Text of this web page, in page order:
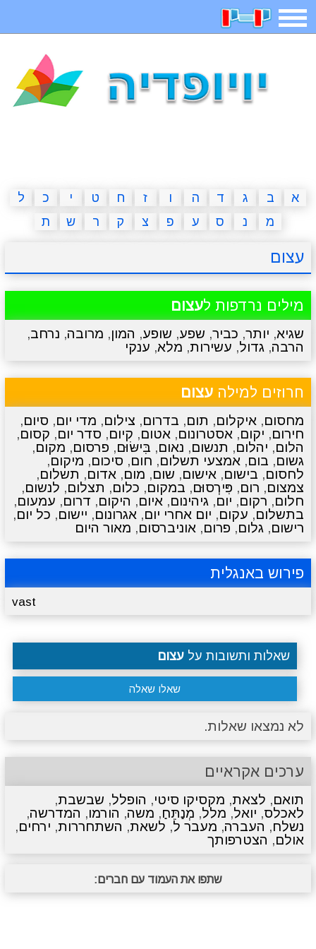
תפריט
איש תלוי מדריכים פוקימון גו מצא הבדלים
יצירה משחקי בנות אשליות חדשות
מתכונים טריוויה מגניבים
א ב ג ד ה ו ז ח ט י כ
ל
מ
נ ס ע פ צ ק ר ש ת
עצום
מילים נרדפות לעצום
שגיא, יותר, כביר, שפע, שופע, המון, מרובה, נרחב,
הרבה, גדול, עשירות, מלא, ענקי
חרוזים למילה עצום
מחסום, איקלום, תום, בדרום, צילום, מדי יום, סיום,
חירום, יקום, אסטרונום, אטום, קיום, סדר יום, קסום,
הלום, יהלום, תנשום, נאום, בִּישּׂוּם, פרסום, מקום,
גשום, בום, אמצעי תשלום, חום, סיכום, מיקום,
לחסום, בישום, אישום, שום, מום, אדום, תשלום,
צמצום, רום, פִּירְסוּם, במקום, כלום, תצלום, לנשום,
חלום, רקום, יום, גיהינום, איום, היקום, דרום, עמעום,
בתשלום, עקום, יום אחרי יום, אגרונום, יישום, כל יום,
רישום, גלום, פרום, אוניברסום, מאור היום
פירוש באנגלית
vast
שאלות ותשובות על עצום
שאלו שאלה
לא נמצאו שאלות.
ערכים אקראיים
תואם, לצאת, מקסיקו סיטי, הופלל, שבשבת,
לאכלס, יואל, מלל, מְנַתֵּחַ, משה, הורמו, המדרשה,
נשלח, העברה, מעבר ל, לשאת, השתחררות, ירחים,
אולם, הצטרפותך
שתפו את העמוד עם חברים: